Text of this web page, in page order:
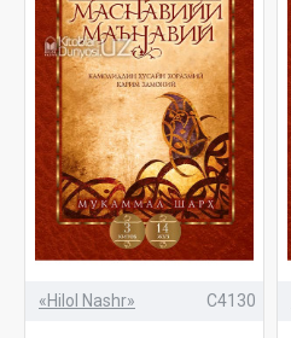
«Hilol Nashr» C4130